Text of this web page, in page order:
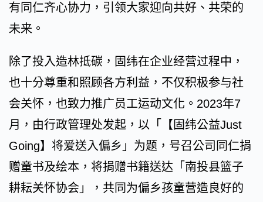
有同仁齐心协力，引领大家迎向共好、共荣的
未来。
除了投入造林抵碳，固纬在企业经营过程中，
也十分尊重和照顾各方利益，不仅积极参与社
会关怀，也致力推广员工运动文化。2023年7
月，由行政管理处发起，以「【固纬公益Just
Going】将爱送入偏乡」为题，号召公司同仁捐
赠童书及绘本，将捐赠书籍送达「南投县篮子
耕耘关怀协会」，共同为偏乡孩童营造良好的